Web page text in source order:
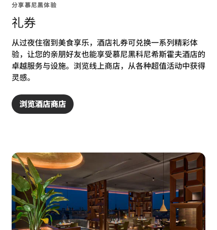
分享慕尼黑体验
礼券
从过夜住宿到美食享乐，酒店礼券可兑换一系列精彩体
验，让您的亲朋好友也能享受慕尼黑科尼希斯霍夫酒店的
卓越服务与设施。浏览线上商店，从各种超值活动中获得
灵感。
浏览酒店商店